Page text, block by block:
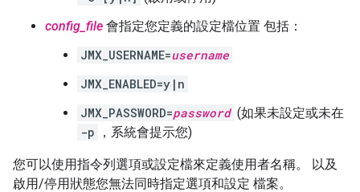
config_file 會指定您定義的設定檔位置 包括：
JMX_USERNAME=username
JMX_ENABLED=y|n
JMX_PASSWORD=password (如果未設定或未在
-p
，系統會提示您)
您可以使用指令列選項或設定檔來定義使用者名稱。 以及
啟用/停用狀態您無法同時指定選項和設定 檔案。